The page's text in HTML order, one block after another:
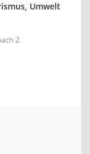
Umwelt
2